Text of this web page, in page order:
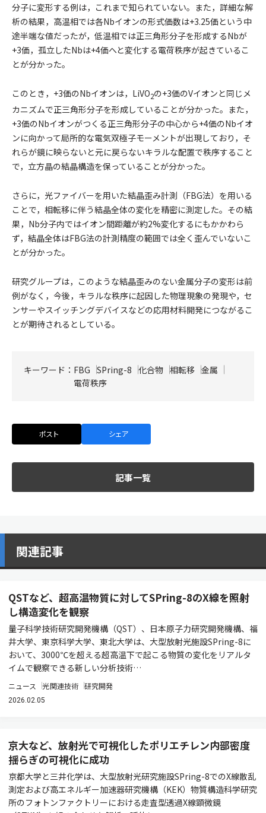
分子に変形する例は，これまで知られていない。また，詳細な解
析の結果，高温相では各Nbイオンの形式価数は+3.25価という中
途半端な値だったが，低温相では正三角形分子を形成するNbが
+3価，孤立したNbは+4価へと変化する電荷秩序が起きているこ
とが分かった。
このとき，+3価のNbイオンは，LiVO2の+3価のVイオンと同じメ
カニズムで正三角形分子を形成していることが分かった。また，
+3価のNbイオンがつくる正三角形分子の中心から+4価のNbイオ
ンに向かって局所的な電気双極子モーメントが出現しており，そ
れらが鏡に映らないと元に戻らないキラルな配置で秩序すること
で，立方晶の結晶構造を保っていることが分かった。
さらに，光ファイバーを用いた結晶歪み計測（FBG法）を用いる
ことで，相転移に伴う結晶全体の変化を精密に測定した。その結
果，Nb分子内ではイオン間距離が約2%変化するにもかかわら
ず，結晶全体はFBG法の計測精度の範囲では全く歪んでいないこ
とが分かった。
研究グループは，このような結晶歪みのない金属分子の変形は前
例がなく，今後，キラルな秩序に起因した物理現象の発現や，セ
ンサーやスイッチングデバイスなどの応用材料開発につながるこ
とが期待されるとしている。
キーワード： FBG SPring-8 化合物 相転移 金属
電荷秩序
ポスト シェア
記事一覧
関連記事
QSTなど、超高温物質に対してSPring-8のX線を照射
し構造変化を観察
量子科学技術研究開発機構（QST）、日本原子力研究開発機構、福
井大学、東京科学大学、東北大学は、大型放射光施設SPring-8に
おいて、3000℃を超える超高温下で起こる物質の変化をリアルタ
イムで観察できる新しい分析技術…
ニュース 光関連技術 研究開発
2026.02.05
京大など、放射光で可視化したポリエチレン内部密度
揺らぎの可視化に成功
京都大学と三井化学は、大型放射光研究施設SPring-8でのX線散乱
測定および高エネルギー加速器研究機構（KEK）物質構造科学研究
所のフォトンファクトリーにおける走査型透過X線顕微鏡